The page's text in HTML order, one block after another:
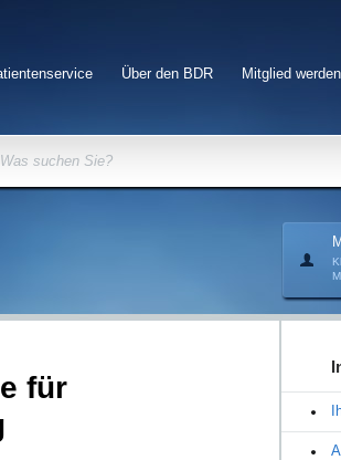
Mitglied werden
Über den BDR
Was suchen Sie?
für